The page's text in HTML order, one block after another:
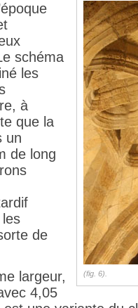
(fig. 6).
schéma
les
à
que la
un
de long
de
largeur,
4,05